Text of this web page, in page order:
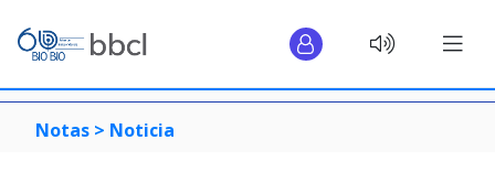
Notas > Noticia